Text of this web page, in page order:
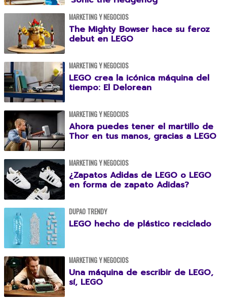
MARKETING Y NEGOCIOS
The Mighty Bowser hace su feroz
debut en LEGO
MARKETING Y NEGOCIOS
LEGO crea la icónica máquina del
tiempo: El Delorean
MARKETING Y NEGOCIOS
Ahora puedes tener el martillo de
Thor en tus manos, gracias a LEGO
MARKETING Y NEGOCIOS
¿Zapatos Adidas de LEGO o LEGO
en forma de zapato Adidas?
DUPAO TRENDY
LEGO hecho de plástico reciclado
MARKETING Y NEGOCIOS
Una máquina de escribir de LEGO,
sí, LEGO